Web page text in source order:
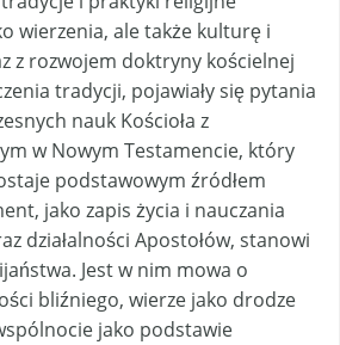
wierzenia, ale także kulturę i
z rozwojem doktryny kościelnej
tradycji, pojawiały się pytania
nauk Kościoła z
w Nowym Testamencie, który
podstawowym źródłem
jako zapis życia i nauczania
działalności Apostołów, stanowi
Jest w nim mowa o
bliźniego, wierze jako drodze
jako podstawie